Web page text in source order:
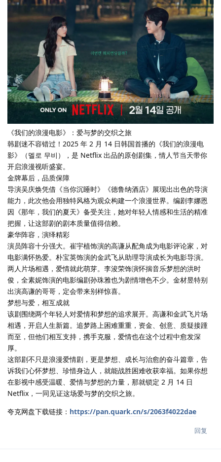
《我们的浪漫电影》：爱与梦的交织之旅
韩剧迷不容错过！2025 年 2 月 14 日韩国首播的《我们的浪漫电
影》（멜로 무비），是 Netflix 出品的原创剧集，情人节当天带你
开启浪漫视听盛宴。
金牌幕后，品质保障
导演吴庆焕凭借《当你沉睡时》《德鲁纳酒店》展现出出色的导演
能力，此次他会用独特风格为观众构建一个浪漫世界。编剧李娜恩
因《那年，我们的夏天》备受关注，她对年轻人情感和生活的精准
把握，让这部剧的剧本质量值得信赖。
豪华阵容，演绎精彩
演员阵容十分强大。崔宇植饰演的高谦从配角成为电影评论家，对
电影满怀热爱。朴宝英饰演的金武飞从助理导演成长为电影导演。
两人片场相遇，爱情就此萌芽。李浚荣饰演怀揣音乐梦想的洪时
俊，全素妮饰演的电影编剧孙珠雅也为剧情增色不少。金材昱特别
出演高谦的哥哥，定会带来别样惊喜。
梦想与爱，相互成就
该剧围绕两个年轻人对爱情和梦想的追求展开。高谦和金武飞片场
相遇，开启人生新篇。追梦路上困难重重，资金、创意、质疑接踵
而至，但他们相互支持，携手克服，爱情也在这个过程中愈发深
厚。
这部剧不只是浪漫爱情剧，更是梦想、成长与治愈的奋斗篇章，告
诉我们心怀梦想、珍惜身边人，就能战胜困难收获幸福。如果你想
在影视中感受温暖、爱情与梦想的力量，那就锁定 2 月 14 日
Netflix，一同见证这场爱与梦的交织之旅。
夸克网盘下载链接： https://pan.quark.cn/s/2063f4022dae
回复